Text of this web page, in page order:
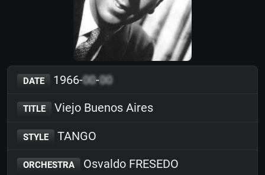
DATE 1966-00-00
TITLE Viejo Buenos Aires
STYLE TANGO
ORCHESTRA Osvaldo FRESEDO